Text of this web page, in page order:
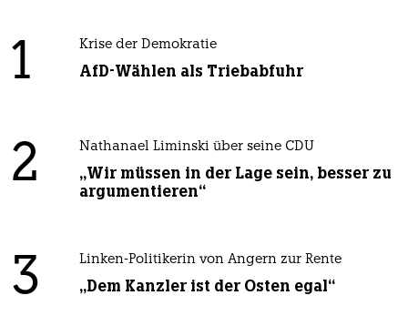
1 Krise der Demokratie
AfD-Wählen als Triebabfuhr
2 Nathanael Liminski über seine CDU
„Wir müssen in der Lage sein, besser zu
argumentieren“
3 Linken-Politikerin von Angern zur Rente
„Dem Kanzler ist der Osten egal“